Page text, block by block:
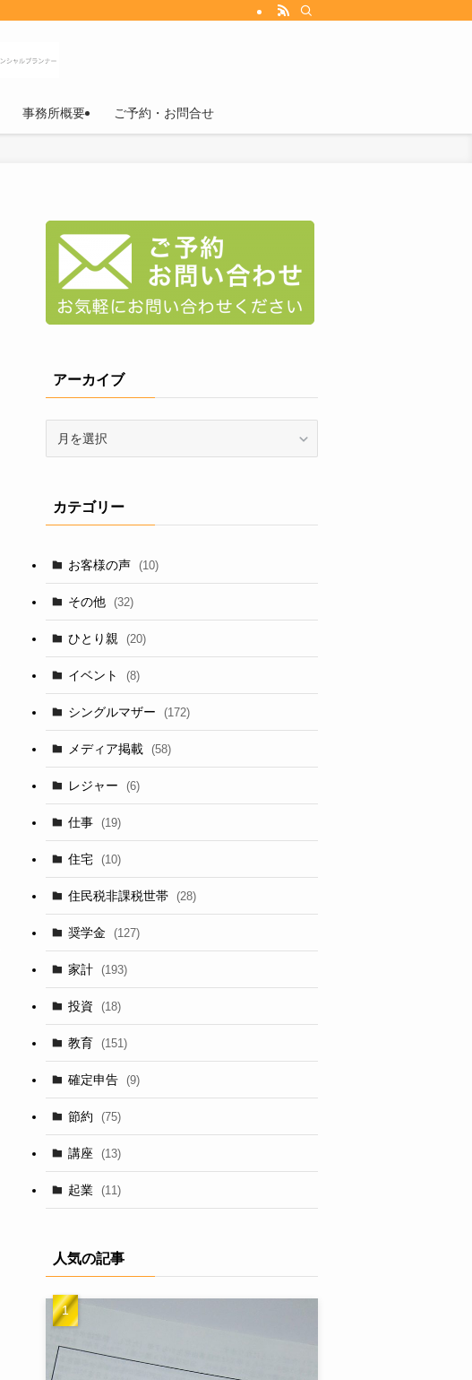
事務所概要 ご予約・お問合せ
アーカイブ
ブカテゴリー
お客様の声 (10)
その他 (32)
ひとり親 (20)
イベント (8)
シングルマザー (172)
メディア掲載 (58)
レジャー (6)
仕事 (19)
住宅 (10)
住民税非課税世帯 (28)
奨学金 (127)
家計 (193)
投資 (18)
教育 (151)
確定申告 (9)
節約 (75)
講座 (13)
起業 (11)
人気の記事